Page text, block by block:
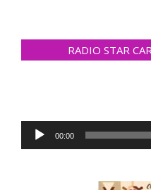
RADIO STAR
Audio
Player
00:00